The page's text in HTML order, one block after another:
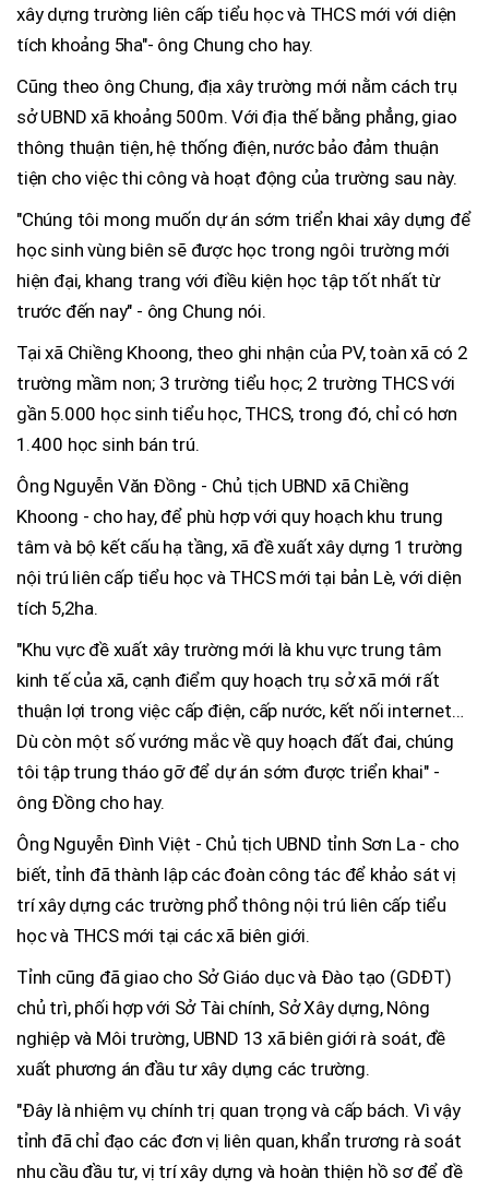
xây dựng trường liên cấp tiểu học và THCS mới với diện
tích khoảng 5ha"- ông Chung cho hay.
Cũng theo ông Chung, địa xây trường mới nằm cách trụ
sở UBND xã khoảng 500m. Với địa thế bằng phẳng, giao
thông thuận tiện, hệ thống điện, nước bảo đảm thuận
tiện cho việc thi công và hoạt động của trường sau này.
"Chúng tôi mong muốn dự án sớm triển khai xây dựng để
học sinh vùng biên sẽ được học trong ngôi trường mới
hiện đại, khang trang với điều kiện học tập tốt nhất từ
trước đến nay" - ông Chung nói.
Tại xã Chiềng Khoong, theo ghi nhận của PV, toàn xã có 2
trường mầm non; 3 trường tiểu học; 2 trường THCS với
gần 5.000 học sinh tiểu học, THCS, trong đó, chỉ có hơn
1.400 học sinh bán trú.
Ông Nguyễn Văn Đồng - Chủ tịch UBND xã Chiềng
Khoong - cho hay, để phù hợp với quy hoạch khu trung
tâm và bộ kết cấu hạ tầng, xã đề xuất xây dựng 1 trường
nội trú liên cấp tiểu học và THCS mới tại bản Lè, với diện
tích 5,2ha.
"Khu vực đề xuất xây trường mới là khu vực trung tâm
kinh tế của xã, cạnh điểm quy hoạch trụ sở xã mới rất
thuận lợi trong việc cấp điện, cấp nước, kết nối internet…
Dù còn một số vướng mắc về quy hoạch đất đai, chúng
tôi tập trung tháo gỡ để dự án sớm được triển khai" -
ông Đồng cho hay.
Ông Nguyễn Đình Việt - Chủ tịch UBND tỉnh Sơn La - cho
biết, tỉnh đã thành lập các đoàn công tác để khảo sát vị
trí xây dựng các trường phổ thông nội trú liên cấp tiểu
học và THCS mới tại các xã biên giới.
Tỉnh cũng đã giao cho Sở Giáo dục và Đào tạo (GDĐT)
chủ trì, phối hợp với Sở Tài chính, Sở Xây dựng, Nông
nghiệp và Môi trường, UBND 13 xã biên giới rà soát, đề
xuất phương án đầu tư xây dựng các trường.
"Đây là nhiệm vụ chính trị quan trọng và cấp bách. Vì vậy
tỉnh đã chỉ đạo các đơn vị liên quan, khẩn trương rà soát
nhu cầu đầu tư, vị trí xây dựng và hoàn thiện hồ sơ để đề